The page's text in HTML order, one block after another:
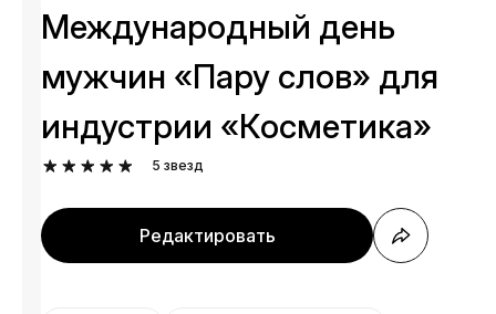
Международный день
мужчин «Пару слов» для
индустрии «Косметика»
5 звезд
Редактировать